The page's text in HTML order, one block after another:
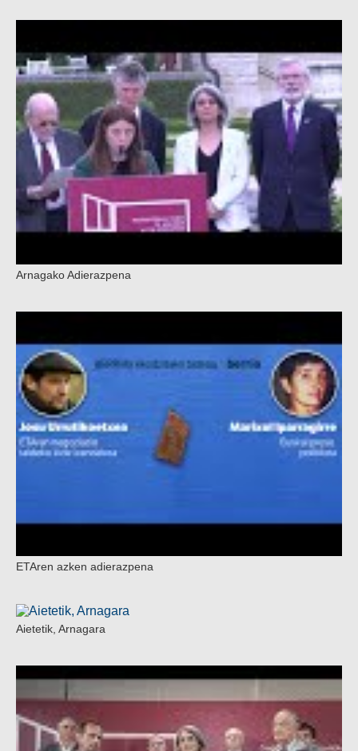
Arnagako Adierazpena
ETAren azken adierazpena
Aietetik, Arnagara